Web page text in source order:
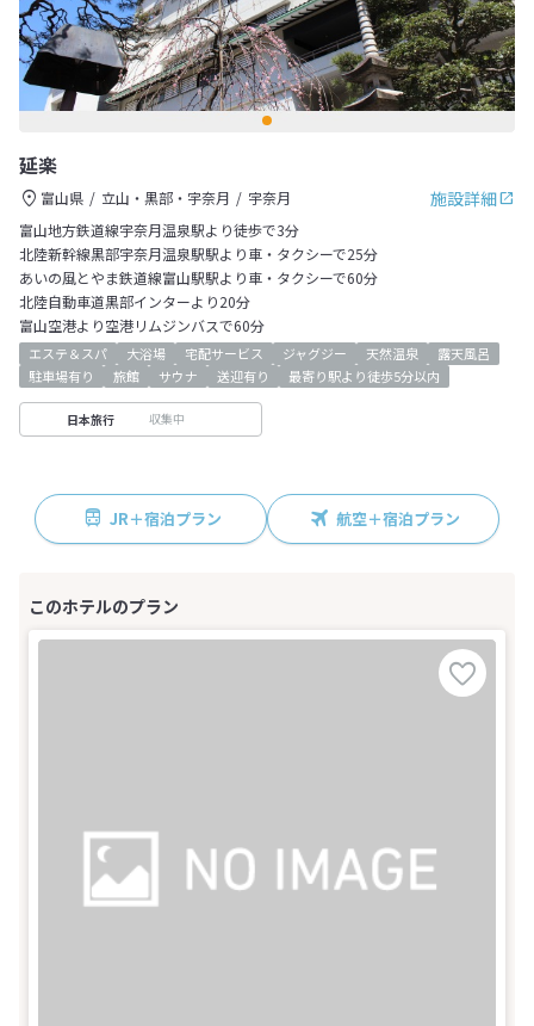
延楽
施設詳細
富山県 立山・黒部・宇奈月
宇奈月
富山地方鉄道線宇奈月温泉駅より徒歩で3分
北陸新幹線黒部宇奈月温泉駅駅より車・タクシーで25分
あいの風とやま鉄道線富山駅駅より車・タクシーで60分
北陸自動車道黒部インターより20分
富山空港より空港リムジンバスで60分
エステ＆スパ 大浴場 宅配サービス ジャグジー 天然温泉
露天風呂
駐車場有り
旅館 サウナ 送迎有り 最寄り駅より徒歩5分以内
日本旅行 収集中
JR＋宿泊プラン 航空＋宿泊プラン